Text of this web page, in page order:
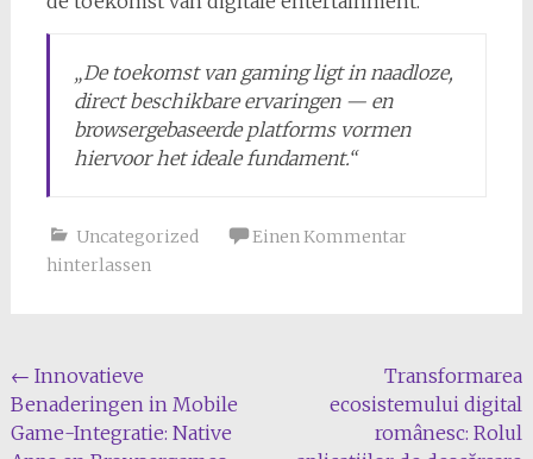
„De toekomst van gaming ligt in naadloze,
direct beschikbare ervaringen — en
browsergebaseerde platforms vormen
hiervoor het ideale fundament.“
Uncategorized
Einen Kommentar
hinterlassen
Beitragsnavigation
← Innovatieve
Benaderingen in Mobile
Game-Integratie: Native
Transformarea
ecosistemului digital
românesc: Rolul